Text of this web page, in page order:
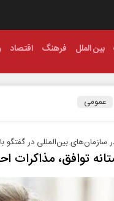
بین الملل فرهنگ اقتصاد
عمومی
سازمان‌های بین‌المللی در گفتگو
توافق، مذاکرات